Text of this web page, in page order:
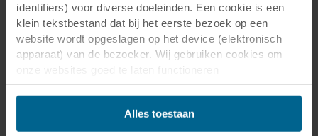
identifiers) voor diverse doeleinden. Een cookie is een
klein tekstbestand dat bij het eerste bezoek op een
website wordt opgeslagen op het device (elektronisch
apparaat) van de bezoeker. Wij gebruiken cookies om
(‘Noodzakelijke’), om uw instellingen te onthouden en uw
gebruikerservaring te verbeteren (‘Functionele’), om uw
gedrag te analyseren en op basis daarvan de websites te
optimaliseren (‘Statistische’), en om onze content en
Alles toestaan
Sounds Beautiful
Meer info